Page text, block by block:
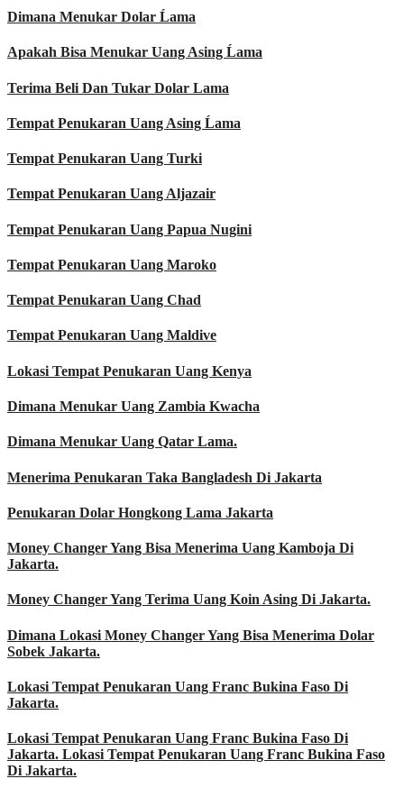
Dimana Menukar Dolar Ĺama
Apakah Bisa Menukar Uang Asing Ĺama
Terima Beli Dan Tukar Dolar Lama
Tempat Penukaran Uang Asing Ĺama
Tempat Penukaran Uang Turki
Tempat Penukaran Uang Aljazair
Tempat Penukaran Uang Papua Nugini
Tempat Penukaran Uang Maroko
Tempat Penukaran Uang Chad
Tempat Penukaran Uang Maldive
Lokasi Tempat Penukaran Uang Kenya
Dimana Menukar Uang Zambia Kwacha
Dimana Menukar Uang Qatar Lama.
Menerima Penukaran Taka Bangladesh Di Jakarta
Penukaran Dolar Hongkong Lama Jakarta
Money Changer Yang Bisa Menerima Uang Kamboja Di
Jakarta.
Money Changer Yang Terima Uang Koin Asing Di Jakarta.
Dimana Lokasi Money Changer Yang Bisa Menerima Dolar
Sobek Jakarta.
Lokasi Tempat Penukaran Uang Franc Bukina Faso Di
Jakarta.
Lokasi Tempat Penukaran Uang Franc Bukina Faso Di
Jakarta. Lokasi Tempat Penukaran Uang Franc Bukina Faso
Di Jakarta.